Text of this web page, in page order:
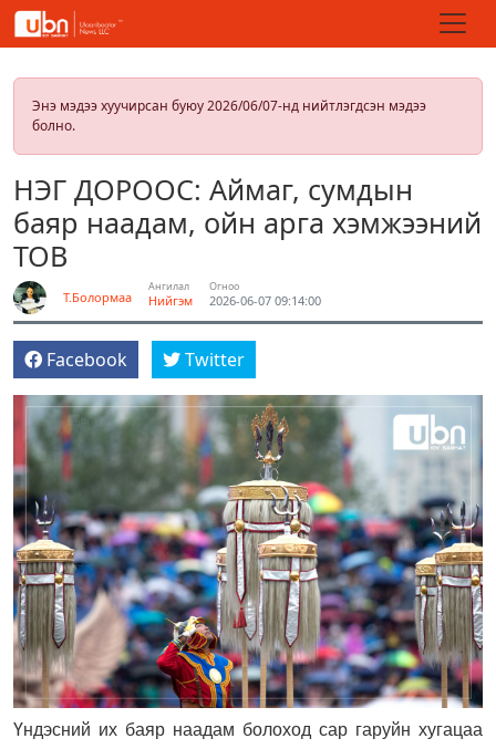
Энэ мэдээ хуучирсан буюу 2026/06/07-нд нийтлэгдсэн мэдээ
болно.
НЭГ ДОРООС: Аймаг, сумдын
баяр наадам, ойн арга хэмжээний
ТОВ
Т.Болормаа
Ангилал
Нийгэм
Огноо
2026-06-07 09:14:00
Facebook Twitter
Үндэсний их баяр наадам болоход сар гаруйн хугацаа